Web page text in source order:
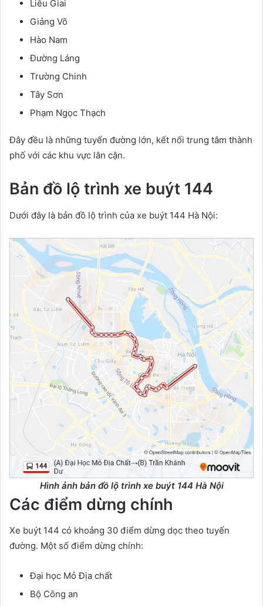
Liễu Giai
Giảng Võ
Hào Nam
Đường Láng
Trường Chinh
Tây Sơn
Phạm Ngọc Thạch
Đây đều là những tuyến đường lớn, kết nối trung tâm thành
phố với các khu vực lân cận.
Bản đồ lộ trình xe buýt 144
Dưới đây là bản đồ lộ trình của xe buýt 144 Hà Nội:
Hình ảnh bản đồ lộ trình xe buýt 144 Hà Nội
Các điểm dừng chính
Xe buýt 144 có khoảng 30 điểm dừng dọc theo tuyến
đường. Một số điểm dừng chính:
Đại học Mỏ Địa chất
Bộ Công an